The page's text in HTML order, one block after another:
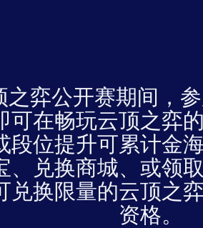
之弈公开赛期间，
可在畅玩云顶之弈
段位提升可累计金
、兑换商城、或领
兑换限量的云顶之
资格。